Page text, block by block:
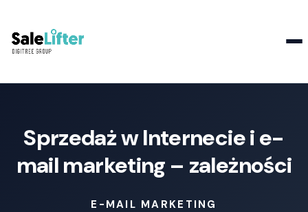
Sprzedaż w Internecie i e-
mail marketing – zależności
E-MAIL MARKETING